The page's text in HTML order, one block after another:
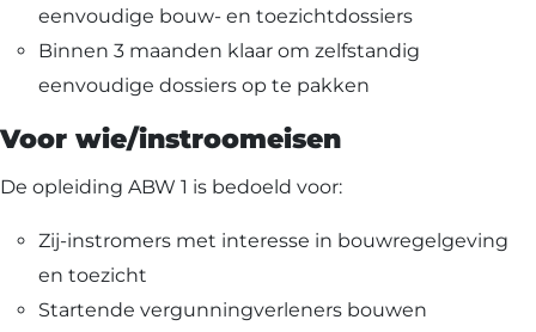
eenvoudige bouw- en toezichtdossiers
Binnen 3 maanden klaar om zelfstandig
eenvoudige dossiers op te pakken
Voor wie/instroomeisen
De opleiding ABW 1 is bedoeld voor:
Zij-instromers met interesse in bouwregelgeving
en toezicht
Startende vergunningverleners bouwen